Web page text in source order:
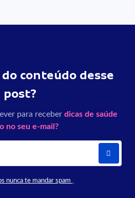
conteúdo desse
post?
para receber dicas de saúde
no seu e-mail?
nunca te mandar spam